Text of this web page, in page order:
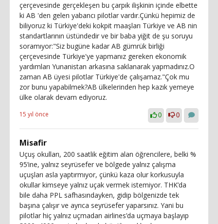
çerçevesinde gerçekleşen bu çarpık ilişkinin içinde elbette
ki AB 'den gelen yabancı pilotlar vardır.Çünkü hepimiz de
biliyoruz ki Türkiye'deki kokpit maaşları Türkiye ve AB nin
standartlarının üstündedir ve bir baba yiğit de şu soruyu
soramıyor:"Siz bugüne kadar AB gümrük birliği
çerçevesinde Türkiye'ye yapmanız gereken ekonomik
yardımları Yunanistan arkasına saklanarak yapmadınız.O
zaman AB üyesi pilotlar Türkiye'de çalışamaz."Çok mu
zor bunu yapabilmek?AB ülkelerinden hep kazık yemeye
ülke olarak devam ediyoruz.
15 yıl önce 0 0
Misafir
Uçuş okulları, 200 saatlik eğitim alan öğrencilere, belki %
95’ine, yalnız seyrüsefer ve bölgede yalnız çalışma
uçuşları asla yaptırmıyor, çünkü kaza olur korkusuyla
okullar kimseye yalnız uçak vermek istemiyor. THK’da
bile daha PPL safhasındayken, gidip bölgenizde tek
başına çalışır ve ayrıca seyrüsefer yaparsınız. Yani bu
pilotlar hiç yalnız uçmadan airlines’da uçmaya başlayıp